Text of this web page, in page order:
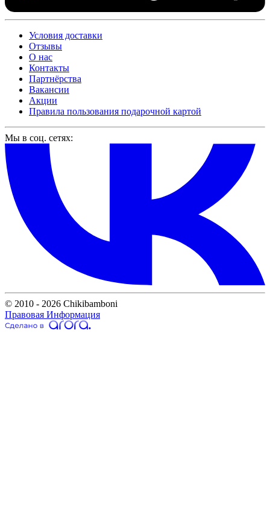
Условия доставки
Отзывы
О нас
Контакты
Партнёрства
Вакансии
Акции
Правила пользования подарочной картой
Мы в соц. сетях:
© 2010 - 2026 Chikibamboni
Правовая Информация